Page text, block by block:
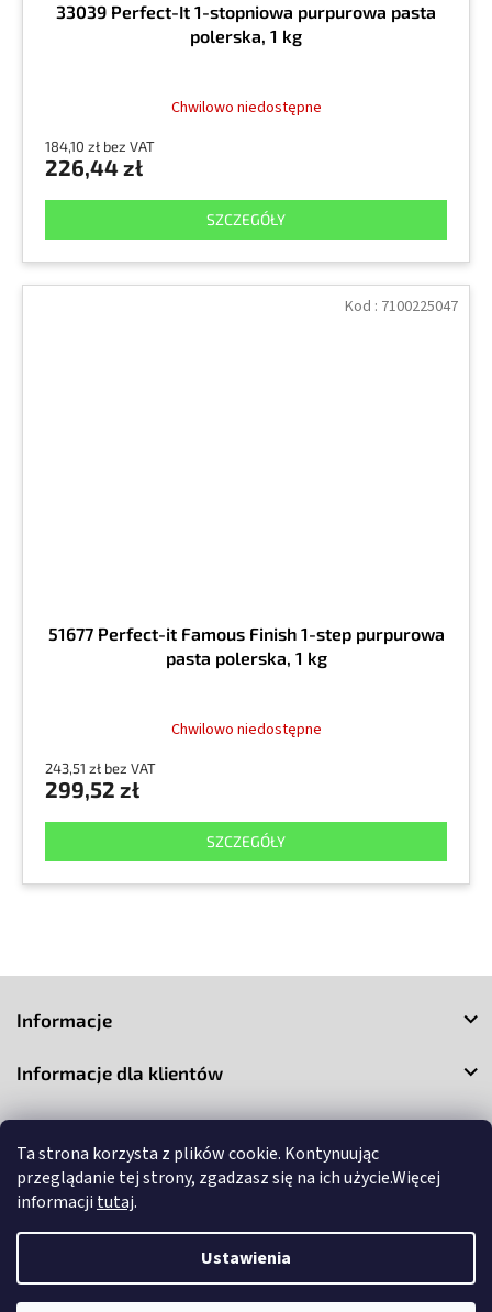
Ta strona korzysta z plików cookie. Kontynuując
przeglądanie tej strony, zgadzasz się na ich użycie.Więcej
informacji tutaj.
Ustawienia
33039 Perfect-It 1-stopniowa purpurowa pasta
polerska, 1 kg
Chwilowo niedostępne
184,10 zł bez VAT
226,44 zł
SZCZEGÓŁY
51677 Perfect-it Famous Finish 1-step purpurowa
pasta polerska, 1 kg
Chwilowo niedostępne
243,51 zł bez VAT
299,52 zł
SZCZEGÓŁY
Kod : 7100225047
Informacje
Informacje dla klientów
Kontakt
Copyright 20263Market. Wszystkie prawa zastrzeżone.Edytuj
ustawienia plików cookie